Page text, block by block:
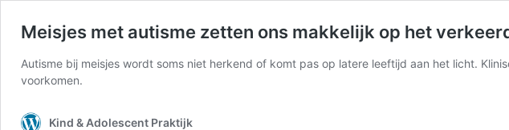
Meisjes met autisme zetten ons makkelijk op het
Autisme bij meisjes wordt soms niet herkend of komt pas op latere leeftijd aan het licht.
voorkomen.
Kind & Adolescent Praktijk